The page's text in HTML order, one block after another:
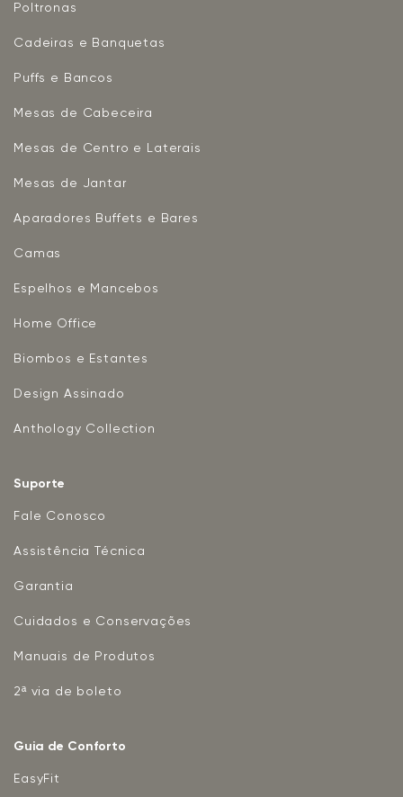
Poltronas
Cadeiras e Banquetas
Puffs e Bancos
Mesas de Cabeceira
Mesas de Centro e Laterais
Mesas de Jantar
Aparadores Buffets e Bares
Camas
Espelhos e Mancebos
Home Office
Biombos e Estantes
Design Assinado
Anthology Collection
Suporte
Fale Conosco
Assistência Técnica
Garantia
Cuidados e Conservações
Manuais de Produtos
2ª via de boleto
Guia de Conforto
EasyFit